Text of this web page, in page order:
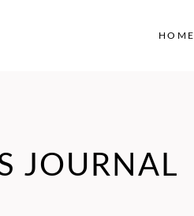
HOME
JOURNAL